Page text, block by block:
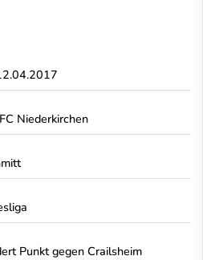
Niederkirchen
Punkt gegen Crailsheim